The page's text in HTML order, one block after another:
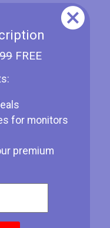
FREE
for monitors
premium